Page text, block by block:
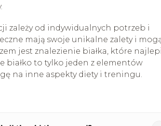
zależy od indywidualnych potrzeb i
mają swoje unikalne zalety i
jest znalezienie białka, które
białko to tylko jeden z elementów
na inne aspekty diety i treningu.